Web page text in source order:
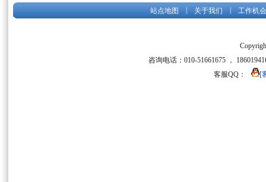
站点地图 关于我们 工作机会
咨询电话：010-51661675 ，
客服QQ：
[